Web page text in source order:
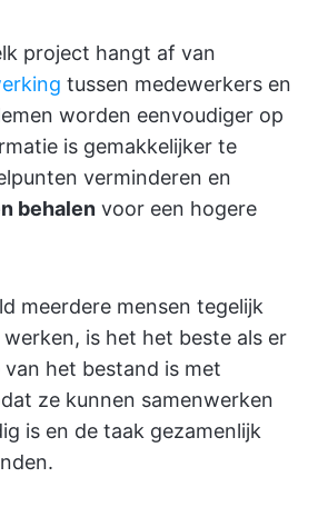
project hangt af van
tussen medewerkers en
worden eenvoudiger op
is gemakkelijker te
verminderen en
behalen voor een hogere
meerdere mensen tegelijk
is het het beste als er
van het bestand is met
ze kunnen samenwerken
is en de taak gezamenlijk